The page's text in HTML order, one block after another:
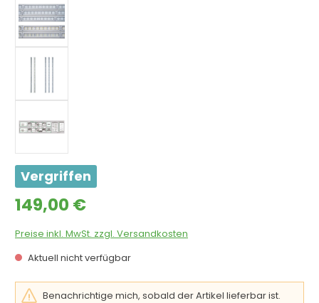
Vergriffen
Regulärer Preis:
149,00 €
Preise inkl. MwSt. zzgl. Versandkosten
Aktuell nicht verfügbar
Benachrichtige mich, sobald der Artikel lieferbar ist.